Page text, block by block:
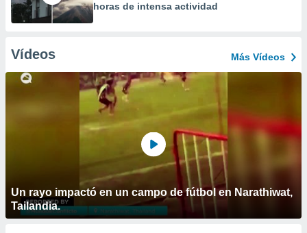
horas de intensa actividad
Vídeos Más Vídeos
Un rayo impactó en un campo de fútbol en Narathiwat,
Tailandia.